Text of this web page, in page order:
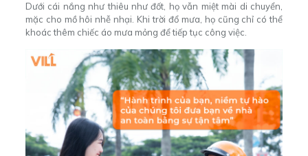
Dưới cái nắng như thiêu như đốt, họ vẫn miệt mài di chuyển,
mặc cho mồ hôi nhễ nhại. Khi trời đổ mưa, họ cũng chỉ có thể
khoác thêm chiếc áo mưa mỏng để tiếp tục công việc.